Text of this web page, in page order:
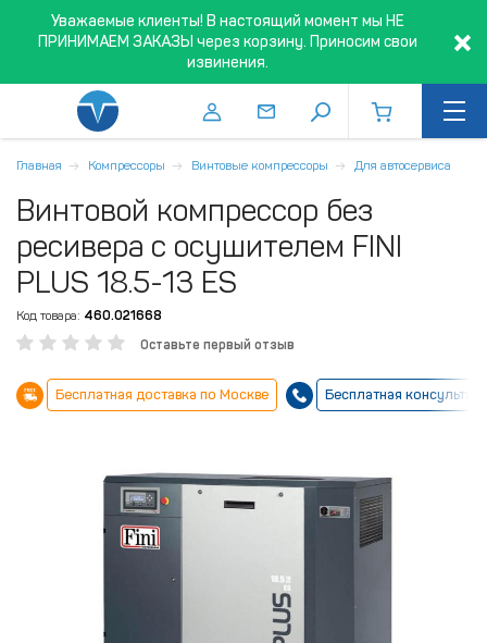
Уважаемые клиенты! В настоящий момент мы НЕ
ПРИНИМАЕМ ЗАКАЗЫ через корзину. Приносим свои
извинения.
Главная Компрессоры Винтовые компрессоры Для автосервиса
Винтовой компрессор без
ресивера с осушителем FINI
PLUS 18.5-13 ES
Код товара: 460.021668
Оставьте первый отзыв
Бесплатная доставка по Москве Бесплатная